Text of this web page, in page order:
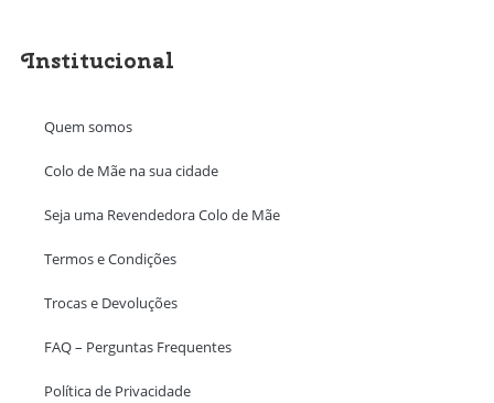
Institucional
Quem somos
Colo de Mãe na sua cidade
Seja uma Revendedora Colo de Mãe
Termos e Condições
Trocas e Devoluções
FAQ – Perguntas Frequentes
Política de Privacidade